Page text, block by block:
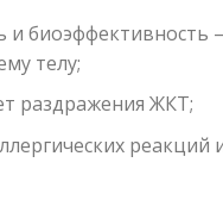
и
телу;
раздражения ЖКТ;
реакций